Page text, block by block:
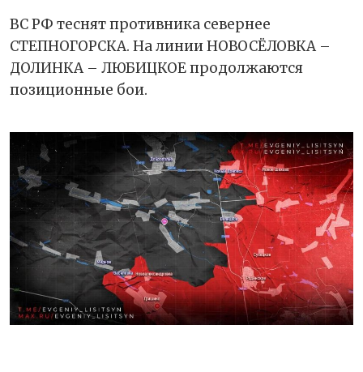
ВС РФ теснят противника севернее
СТЕПНОГОРСКА. На линии НОВОСЁЛОВКА –
ДОЛИНКА – ЛЮБИЦКОЕ продолжаются
позиционные бои.